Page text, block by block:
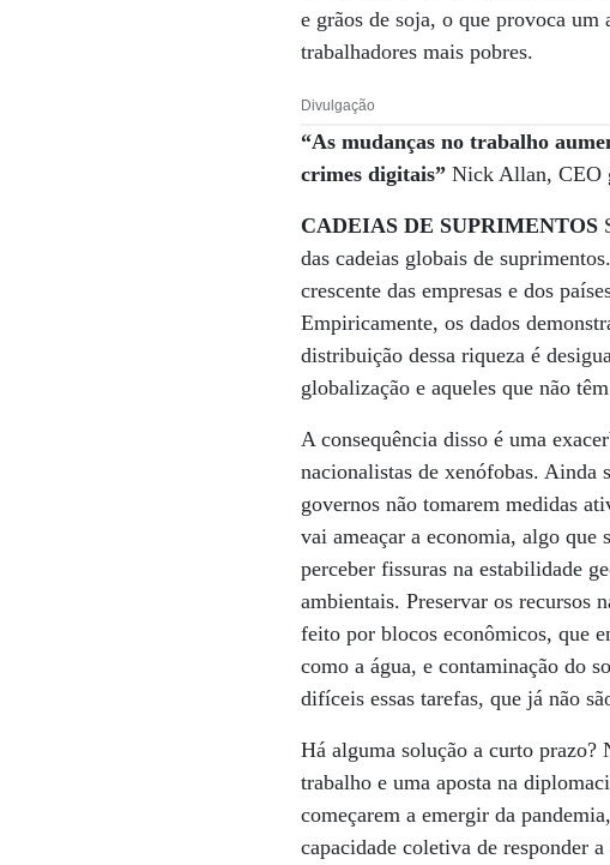
e grãos de soja, o que provoca
trabalhadores mais pobres.
Divulgação
“As mudanças no trabalho
crimes digitais” Nick Allan, CEO
CADEIAS DE SUPRIMENTOS
das cadeias globais de
crescente das empresas e dos
Empiricamente, os dados
distribuição dessa riqueza é
globalização e aqueles que não
A consequência disso é uma
nacionalistas de xenófobas. Ainda
governos não tomarem medidas
vai ameaçar a economia, algo
perceber fissuras na estabilidade
ambientais. Preservar os recursos
feito por blocos econômicos, que
como a água, e contaminação do
difíceis essas tarefas, que já não
Há alguma solução a curto
trabalho e uma aposta na
começarem a emergir da
capacidade coletiva de responder